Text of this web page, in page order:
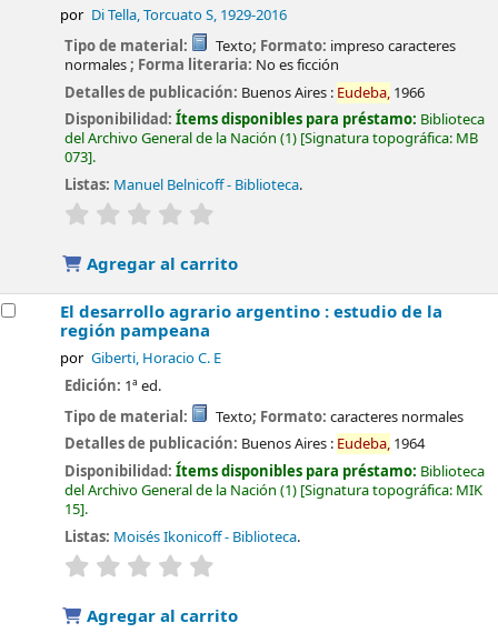
por Di Tella, Torcuato S, 1929-2016
Tipo de material: Texto; Formato: impreso caracteres
normales; Forma literaria: No es ficción
Detalles de publicación: Buenos Aires : Eudeba, 1966
Disponibilidad:Ítems disponibles para préstamo: Biblioteca
del Archivo General de la Nación (1) Signatura topográfica: MB
073 .
Listas: Manuel Belnicoff - Biblioteca.
valoración
Agregar al carrito
El desarrollo agrario argentino : estudio de la
región pampeana
por Giberti, Horacio C. E
Edición: 1ª ed.
Tipo de material:
Texto; Formato: caracteres normales
Detalles de publicación: Buenos Aires : Eudeba, 1964
Disponibilidad:Ítems disponibles para préstamo: Biblioteca
del Archivo General de la Nación (1) Signatura topográfica: MIK
15 .
Listas: Moisés Ikonicoff - Biblioteca.
valoración
Agregar al carrito